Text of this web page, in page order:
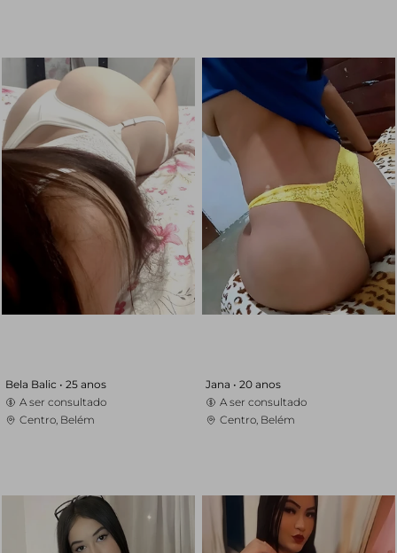
Bela Balic • 25 anos
A ser consultado
Centro, Belém
Jana • 20 anos
A ser consultado
Centro, Belém